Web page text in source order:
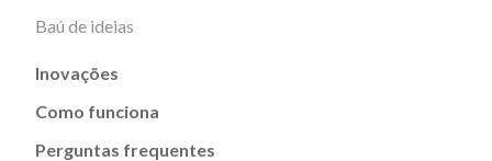
Baú de ideias
Inovações
Como funciona
Perguntas frequentes